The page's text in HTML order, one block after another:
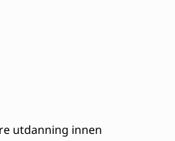
utdanning innen